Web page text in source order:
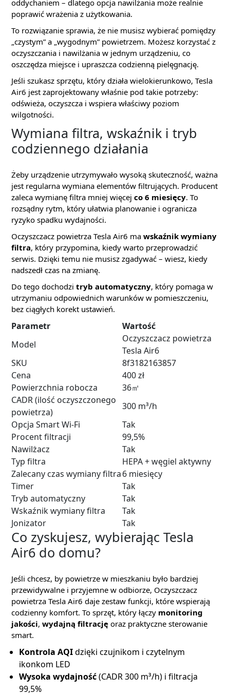
oddychaniem – dlatego opcja nawilżania może realnie
poprawić wrażenia z użytkowania.
To rozwiązanie sprawia, że nie musisz wybierać pomiędzy
„czystym” a „wygodnym” powietrzem. Możesz korzystać z
oczyszczania i nawilżania w jednym urządzeniu, co
oszczędza miejsce i upraszcza codzienną pielęgnację.
Jeśli szukasz sprzętu, który działa wielokierunkowo, Tesla
Air6 jest zaprojektowany właśnie pod takie potrzeby:
odświeża, oczyszcza i wspiera właściwy poziom
wilgotności.
Wymiana filtra, wskaźnik i tryb
codziennego działania
Żeby urządzenie utrzymywało wysoką skuteczność, ważna
jest regularna wymiana elementów filtrujących. Producent
zaleca wymianę filtra mniej więcej co 6 miesięcy. To
rozsądny rytm, który ułatwia planowanie i ogranicza
ryzyko spadku wydajności.
Oczyszczacz powietrza Tesla Air6 ma wskaźnik wymiany
filtra, który przypomina, kiedy warto przeprowadzić
serwis. Dzięki temu nie musisz zgadywać – wiesz, kiedy
nadszedł czas na zmianę.
Do tego dochodzi tryb automatyczny, który pomaga w
utrzymaniu odpowiednich warunków w pomieszczeniu,
bez ciągłych korekt ustawień.
Parametr
Wartość
Model
Oczyszczacz powietrza
Tesla Air6
SKU
8f3182163857
Cena
400 zł
Powierzchnia robocza
36㎡
CADR (ilość oczyszczonego
powietrza)
300 m³/h
Opcja Smart Wi‑Fi
Tak
Procent filtracji
99,5%
Nawilżacz
Tak
Typ filtra
HEPA + węgiel aktywny
Zalecany czas wymiany filtra6 miesięcy
Timer
Tak
Tryb automatyczny
Tak
Wskaźnik wymiany filtra
Tak
Jonizator
Tak
Co zyskujesz, wybierając Tesla
Air6 do domu?
Jeśli chcesz, by powietrze w mieszkaniu było bardziej
przewidywalne i przyjemne w odbiorze, Oczyszczacz
powietrza Tesla Air6 daje zestaw funkcji, które wspierają
codzienny komfort. To sprzęt, który łączy monitoring
jakości, wydajną filtrację oraz praktyczne sterowanie
smart.
Kontrola AQIdzięki czujnikom i czytelnym
ikonkom LED
Wysoka wydajność(CADR 300 m³/h) i filtracja
99,5%